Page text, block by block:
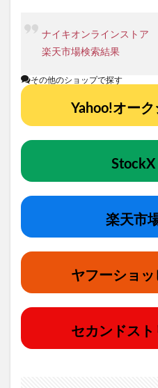
ナイキオンラインストア
楽天市場検索結果
その他のショップで探す
Yahoo!オー
楽天市
ヤフーショ
セカンドス